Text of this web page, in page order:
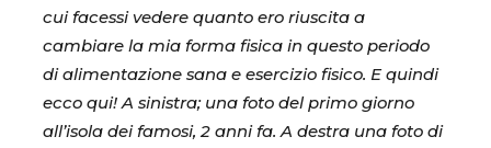
cui facessi vedere quanto ero riuscita a
cambiare la mia forma fisica in questo periodo
di alimentazione sana e esercizio fisico. E quindi
ecco qui! A sinistra; una foto del primo giorno
all’isola dei famosi, 2 anni fa. A destra una foto di